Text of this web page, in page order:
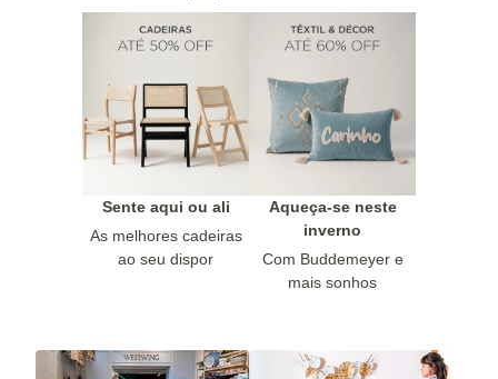
Sente aqui ou ali
As melhores cadeiras
ao seu dispor
Aqueça-se neste
inverno
Com Buddemeyer e
mais sonhos